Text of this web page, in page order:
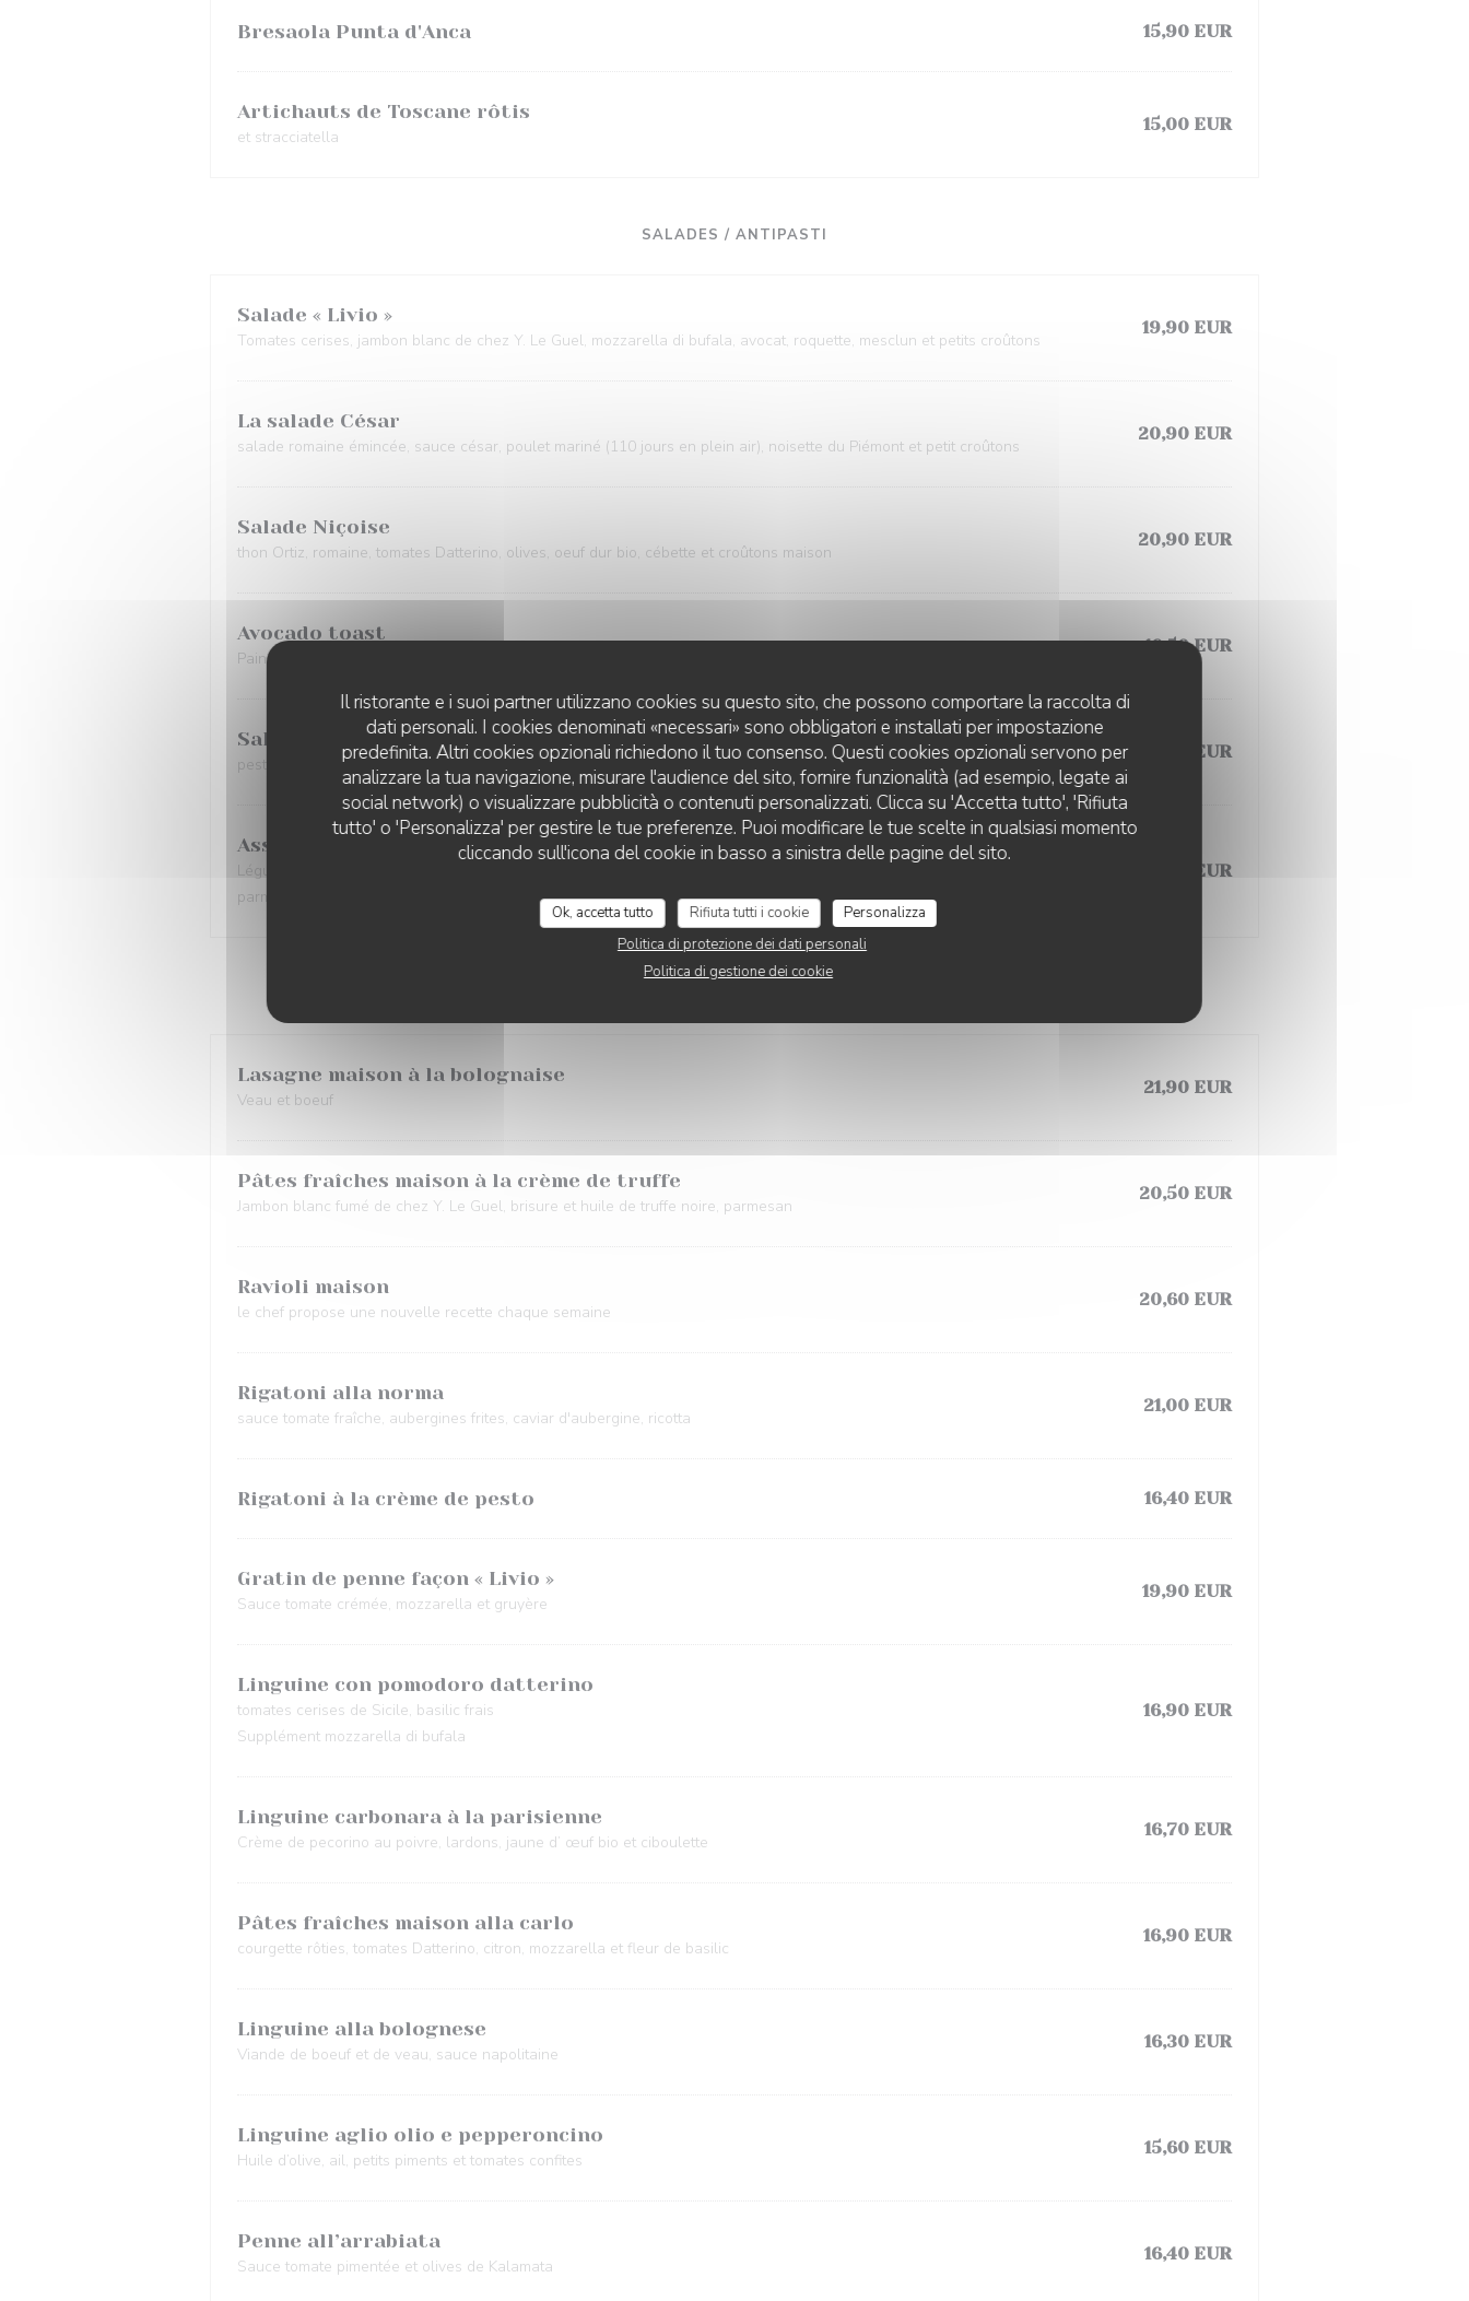
Il ristorante e i suoi partner utilizzano cookies su questo sito, che possono comportare la raccolta di
dati personali. I cookies denominati «necessari» sono obbligatori e installati per impostazione
predefinita. Altri cookies opzionali richiedono il tuo consenso. Questi cookies opzionali servono per
analizzare la tua navigazione, misurare l'audience del sito, fornire funzionalità (ad esempio, legate ai
social network) o visualizzare pubblicità o contenuti personalizzati. Clicca su 'Accetta tutto', 'Rifiuta
tutto' o 'Personalizza' per gestire le tue preferenze. Puoi modificare le tue scelte in qualsiasi momento
cliccando sull'icona del cookie in basso a sinistra delle pagine del sito.
Ok, accetta tutto Rifiuta tutti i cookie
Personalizza
Politica di protezione dei dati personali
Politica di gestione dei cookie
Bresaola Punta d'Anca 15,90 EUR
Artichauts de Toscane rôtis
et stracciatella
15,00 EUR
SALADES / ANTIPASTI
Salade « Livio »
Tomates cerises, jambon blanc de chez Y. Le Guel, mozzarella di bufala, avocat, roquette, mesclun et petits croûtons
19,90 EUR
La salade César
salade romaine émincée, sauce césar, poulet mariné (110 jours en plein air), noisette du Piémont et petit croûtons
20,90 EUR
Salade Niçoise
thon Ortiz, romaine, tomates Datterino, olives, oeuf dur bio, cébette et croûtons maison
20,90 EUR
Avocado toast
Pain grillé de chez JL Poujauran, avocat, ricotta di bufala, oeuf poché bio, fines herbes et citron vert
16,50 EUR
Salade de pâte
pesto de basilic maison, tomates Datterino, courgettes poêlées, avocat et mozzarella di bufala Barlotti
16,90 EUR
Assiette Livio
Légumes grillés, mozzarella di bufala, caviar d'aubergine, jambon de Parme, mortadelle à la truffe, cœurs d’artichauts et
parmesan
19,50 EUR
Lasagne maison à la bolognaise
Veau et boeuf
21,90 EUR
Pâtes fraîches maison à la crème de truffe
Jambon blanc fumé de chez Y. Le Guel, brisure et huile de truffe noire, parmesan
20,50 EUR
Ravioli maison
le chef propose une nouvelle recette chaque semaine
20,60 EUR
Rigatoni alla norma
sauce tomate fraîche, aubergines frites, caviar d'aubergine, ricotta
21,00 EUR
Rigatoni à la crème de pesto 16,40 EUR
Gratin de penne façon « Livio »
Sauce tomate crémée, mozzarella et gruyère
19,90 EUR
Linguine con pomodoro datterino
tomates cerises de Sicile, basilic frais
Supplément mozzarella di bufala
16,90 EUR
Linguine carbonara à la parisienne
Crème de pecorino au poivre, lardons, jaune d’ œuf bio et ciboulette
16,70 EUR
Pâtes fraîches maison alla carlo
courgette rôties, tomates Datterino, citron, mozzarella et fleur de basilic
16,90 EUR
Linguine alla bolognese
Viande de boeuf et de veau, sauce napolitaine
16,30 EUR
Linguine aglio olio e pepperoncino
Huile d’olive, ail, petits piments et tomates confites
15,60 EUR
Penne all’arrabiata
Sauce tomate pimentée et olives de Kalamata
16,40 EUR